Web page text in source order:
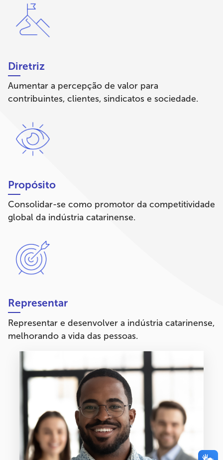
Diretriz
Aumentar a percepção de valor para
contribuintes, clientes, sindicatos e sociedade.
Propósito
Consolidar-se como promotor da competitividade
global da indústria catarinense.
Representar
Representar e desenvolver a indústria catarinense,
melhorando a vida das pessoas.